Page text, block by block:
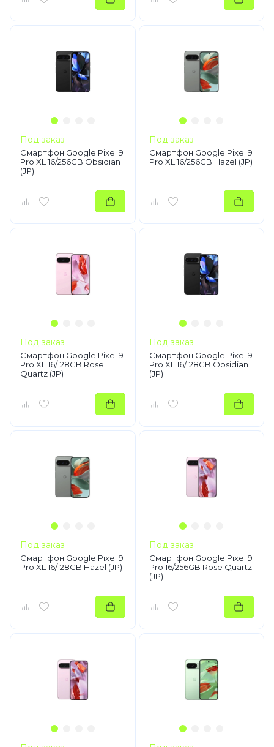
Под заказ
Смартфон Google Pixel 9
Pro XL 16/256GB Obsidian
(JP)
Под заказ
Смартфон Google Pixel 9
Pro XL 16/256GB Hazel (JP)
Под заказ
Смартфон Google Pixel 9
Pro XL 16/128GB Rose
Quartz (JP)
Под заказ
Смартфон Google Pixel 9
Pro XL 16/128GB Obsidian
(JP)
Под заказ
Смартфон Google Pixel 9
Pro XL 16/128GB Hazel (JP)
Под заказ
Смартфон Google Pixel 9
Pro 16/256GB Rose Quartz
(JP)